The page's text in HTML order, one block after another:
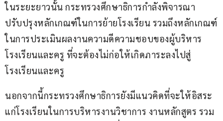
ในระยะยาวนั้น กระทรวงศึกษาธิการกำลังพิจารณา
ปรับปรุงหลักเกณฑ์ในการย้ายโรงเรียน รวมถึงหลักเกณฑ์
ในการประเมินผลงานความดีความชอบของผู้บริหาร
โรงเรียนและครู ที่จะต้องไม่ก่อให้เกิดภาระลงไปสู่
โรงเรียนและครู
นอกจากนี้กระทรวงศึกษาธิการยังมีแนวคิดที่จะให้อิสระ
แก่โรงเรียนในการบริหารงานวิชาการ งานหลักสูตร รวม